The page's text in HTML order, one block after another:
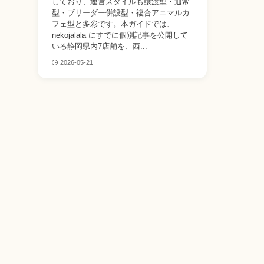
型・ブリーダー併設型・複合アニマルカ
フェ型と多彩です。本ガイドでは、
nekojalala にすでに個別記事を公開して
いる静岡県内7店舗を、西...
2026-05-21